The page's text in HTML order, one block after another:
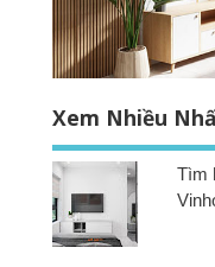
Xem Nhiều
Tìm